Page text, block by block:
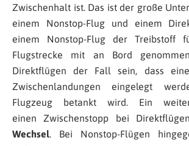
Zwischenhalt ist. Das ist der große
einem Nonstop-Flug und einem
einem Nonstop-Flug der Treibstoff
Flugstrecke mit an Bord
Direktflügen der Fall sein, dass
Zwischenlandungen eingelegt
Flugzeug betankt wird. Ein
einen Zwischenstopp bei
Wechsel. Bei Nonstop-Flügen